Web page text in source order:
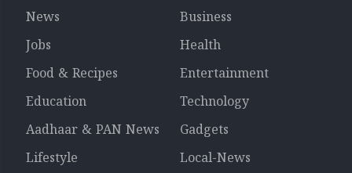
News
Business
Jobs
Health
Food & Recipes
Entertainment
Education
Technology
Aadhaar & PAN News
Gadgets
Lifestyle
Local-News